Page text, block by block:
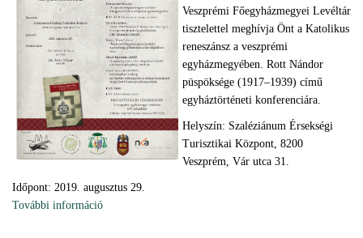
Veszprémi Főegyházmegyei Levéltár
tisztelettel meghívja Önt a Katolikus
reneszánsz a veszprémi
egyházmegyében. Rott Nándor
püspöksége (1917–1939) című
egyháztörténeti konferenciára.
Helyszín: Szaléziánum Érsekségi
Turisztikai Központ, 8200
Veszprém, Vár utca 31.
Időpont: 2019. augusztus 29.
További információ